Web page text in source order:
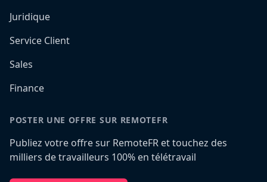
Juridique
Service Client
Sales
Finance
POSTER UNE OFFRE SUR REMOTEFR
Publiez votre offre sur RemoteFR et touchez des
milliers de travailleurs 100% en télétravail